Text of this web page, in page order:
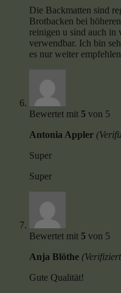
Die Backmatten sind
Brotbacken bei
reinigen u sind auch in
verwendbar. Ich bin
es nur weiter
Bewertet mit 5 von 5
Antonia Appler
Super
Super
Bewertet mit 5 von 5
Anja Blöthe
Gute Qualität!